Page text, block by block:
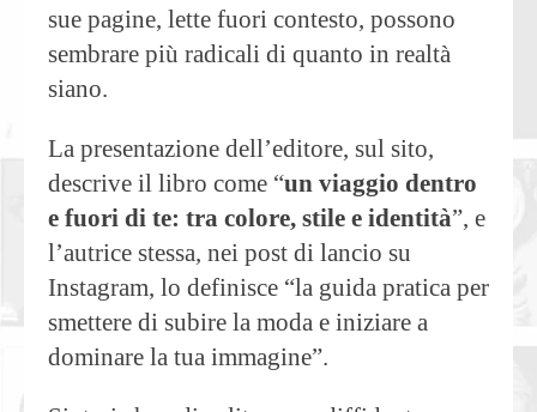
sue pagine, lette fuori contesto, possono
sembrare più radicali di quanto in realtà
siano.
La presentazione dell’editore, sul sito,
descrive il libro come “un viaggio dentro
e fuori di te: tra colore, stile e identità”, e
l’autrice stessa, nei post di lancio su
Instagram, lo definisce “la guida pratica per
smettere di subire la moda e iniziare a
dominare la tua immagine”.